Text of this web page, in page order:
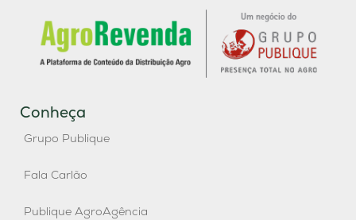
Conheça
Grupo Publique
Fala Carlão
Publique AgroAgência